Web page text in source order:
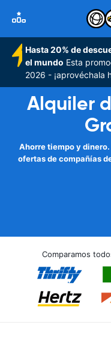
Hasta 20% de
el mundo Esta
2026 - ¡aprovéchala
Alquiler
Ahorre tiempo y
ofertas de compañías
Comparamos